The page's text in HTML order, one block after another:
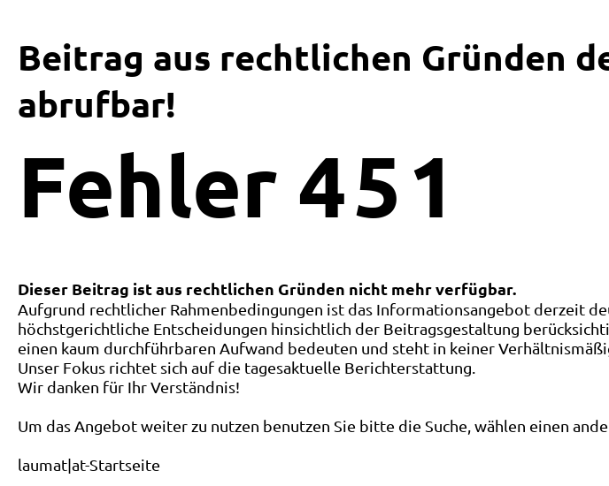
Beitrag aus rechtlichen Gründen
abrufbar!
Fehler 4 5 1
Dieser Beitrag ist aus rechtlichen Gründen nicht mehr verfügbar.
Aufgrund rechtlicher Rahmenbedingungen ist das Informationsangebot derzeit
höchstgerichtliche Entscheidungen hinsichtlich der Beitragsgestaltung
einen kaum durchführbaren Aufwand bedeuten und steht in keiner
Unser Fokus richtet sich auf die tagesaktuelle Berichterstattung.
Wir danken für Ihr Verständnis!
Um das Angebot weiter zu nutzen benutzen Sie bitte die Suche, wählen einen
laumat|at-Startseite